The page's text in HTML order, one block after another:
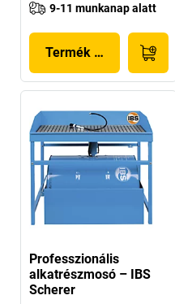
9-11 munkanap alatt
Termék megjelenítése
Professzionális
alkatrészmosó – IBS
Scherer